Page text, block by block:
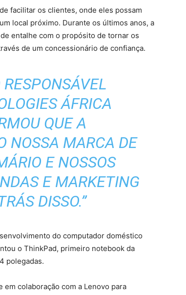
facilitar os clientes, onde eles possam
local próximo. Durante os últimos anos, a
entalhe com o propósito de tornar os
de um concessionário de confiança.
ÁFRICA
QUE A
NOSSA MARCA DE
E NOSSOS
E MARKETING
DISSO.”
do computador doméstico
o ThinkPad, primeiro notebook da
polegadas.
colaboração com a Lenovo para